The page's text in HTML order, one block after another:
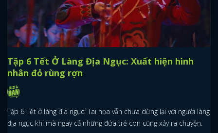
Tập 6 Tết Ở Làng Địa Ngục: Xuất hiện hình
nhân đỏ rùng rợn
Tập 6 Tết ở làng địa ngục: Tai họa vẫn chưa dừng lại với người làng
địa ngục khi mà ngay cả những đứa trẻ con cũng xảy ra chuyện.